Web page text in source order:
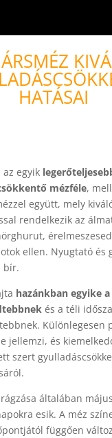
HATÁSAI
az egyik
mézféle,
együtt, mely
rendelkezik az
ellen. Nyugtató és
bír.
hazánkban egyike a
és a téli
Különlegesen
jellemzi, és
szert
általában
esik. A méz
függően